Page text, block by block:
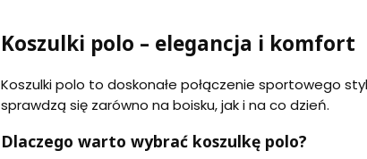
Koszulki polo – elegancja i komfort
Koszulki polo to doskonałe połączenie sportowego
sprawdzą się zarówno na boisku, jak i na co dzień.
Dlaczego warto wybrać koszulkę polo?